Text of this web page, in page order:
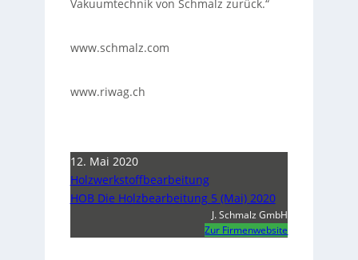
Vakuumtechnik von Schmalz zurück.“
www.schmalz.com
www.riwag.ch
12. Mai 2020
Holzwerkstoffbearbeitung
HOB Die Holzbearbeitung 5 (Mai) 2020
J. Schmalz GmbH
Zur Firmenwebsite